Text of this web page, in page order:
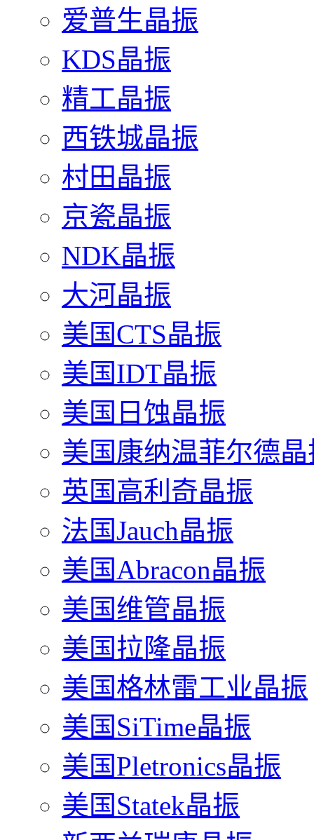
爱普生晶振
KDS晶振
精工晶振
西铁城晶振
村田晶振
京瓷晶振
NDK晶振
大河晶振
美国CTS晶振
美国IDT晶振
美国日蚀晶振
美国康纳温菲尔德晶
英国高利奇晶振
法国Jauch晶振
美国Abracon晶振
美国维管晶振
美国拉隆晶振
美国格林雷工业晶振
美国SiTime晶振
美国Pletronics晶振
美国Statek晶振